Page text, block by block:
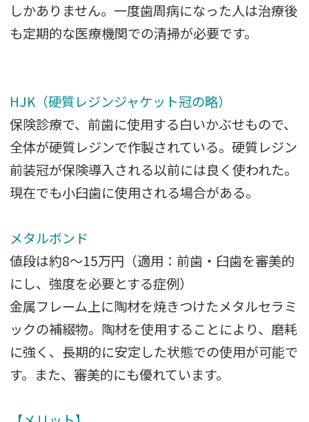
しかありません。一度歯周病になった人は治療後
も定期的な医療機関での清掃が必要です。
HJK（硬質レジンジャケット冠の略）
保険診療で、前歯に使用する白いかぶせもので、
全体が硬質レジンで作製されている。硬質レジン
前装冠が保険導入される以前には良く使われた。
現在でも小臼歯に使用される場合がある。
メタルボンド
値段は約8～15万円（適用：前歯・臼歯を審美的
にし、強度を必要とする症例）
金属フレーム上に陶材を焼きつけたメタルセラミ
ックの補綴物。陶材を使用することにより、磨耗
に強く、長期的に安定した状態での使用が可能で
す。また、審美的にも優れています。